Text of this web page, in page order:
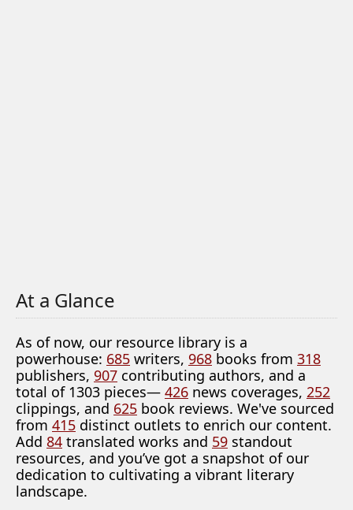
At a Glance
As of now, our resource library is a
powerhouse: 685 writers, 968 books from 318
publishers, 907 contributing authors, and a
total of 1303 pieces— 426 news coverages, 252
clippings, and 625 book reviews. We've sourced
from 415 distinct outlets to enrich our content.
Add 84 translated works and 59 standout
resources, and you’ve got a snapshot of our
dedication to cultivating a vibrant literary
landscape.